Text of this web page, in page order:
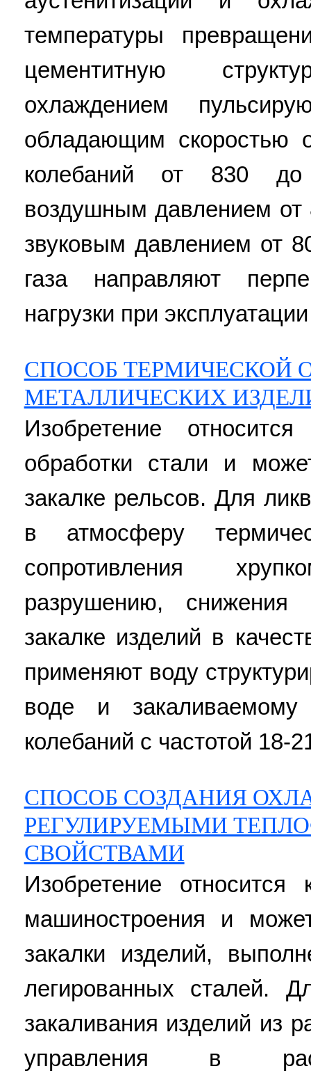
температуры
цементитную
охлаждением
обладающим скоростью
колебаний от 830
воздушным давлением
звуковым давлением от
газа направляют
нагрузки при
СПОСОБ ТЕРМИЧЕСКОЙ
МЕТАЛЛИЧЕСКИХ
Изобретение
обработки стали и
закалке рельсов. Для
в атмосферу
сопротивления
разрушению, снижения
закалке изделий в
применяют воду
воде и закаливаемому
колебаний с частотой 18-
СПОСОБ СОЗДАНИЯ
РЕГУЛИРУЕМЫМИ
СВОЙСТВАМИ
Изобретение
машиностроения и
закалки изделий,
легированных сталей.
закаливания изделий из
управления в